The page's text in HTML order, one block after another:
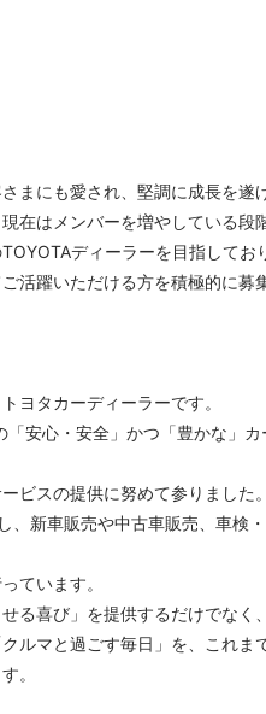
まにも愛され、堅調に成長を遂
在はメンバーを増やしている段
ディーラーを目指してお
活躍いただける方を積極的に募
ヨタカーディーラーです。
安心・安全」かつ「豊かな」
ビスの提供に努めて参りました。
、新車販売や中古車販売、車検
ています。
る喜び」を提供するだけでなく、
ルマと過ごす毎日」を、これま
。